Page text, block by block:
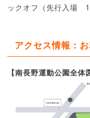
ックオフ（先行入場
アクセス情報：
【南長野運動公園全体